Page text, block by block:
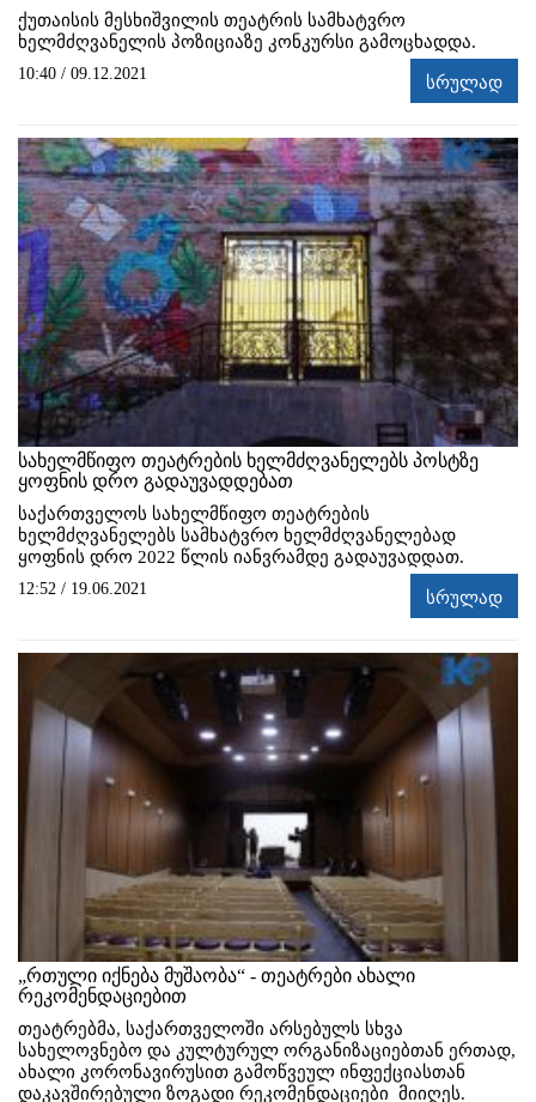
ქუთაისის მესხიშვილის თეატრის სამხატვრო
ხელმძღვანელის პოზიციაზე კონკურსი გამოცხადდა.
10:40 / 09.12.2021 სრულად
სახელმწიფო თეატრების ხელმძღვანელებს პოსტზე
ყოფნის დრო გადაუვადდებათ
საქართველოს სახელმწიფო თეატრების
ხელმძღვანელებს სამხატვრო ხელმძღვანელებად
ყოფნის დრო 2022 წლის იანვრამდე გადაუვადდათ.
12:52 / 19.06.2021 სრულად
„რთული იქნება მუშაობა“ - თეატრები ახალი
რეკომენდაციებით
თეატრებმა, საქართველოში არსებულს სხვა
სახელოვნებო და კულტურულ ორგანიზაციებთან ერთად,
ახალი კორონავირუსით გამოწვეულ ინფექციასთან
დაკავშირებული ზოგადი რეკომენდაციები მიიღეს.